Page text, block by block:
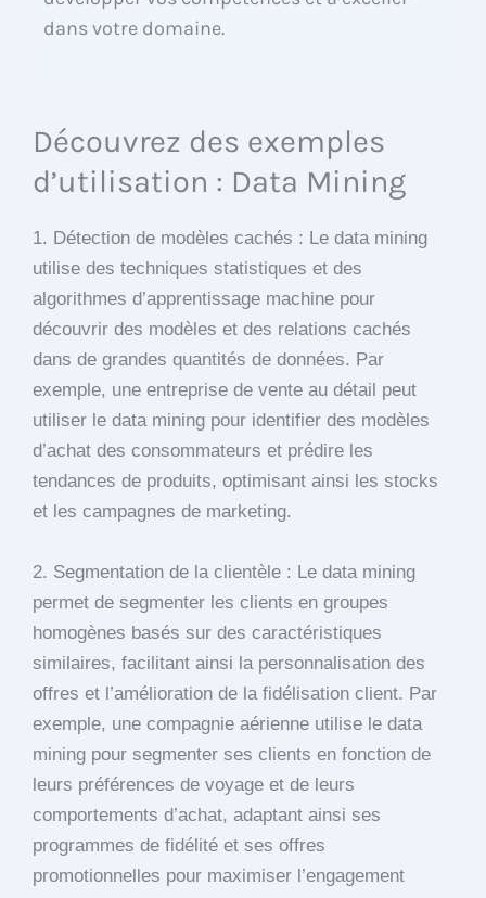
dans votre domaine.
Découvrez des exemples
d’utilisation : Data Mining
1. Détection de modèles cachés : Le data mining
utilise des techniques statistiques et des
algorithmes d’apprentissage machine pour
découvrir des modèles et des relations cachés
dans de grandes quantités de données. Par
exemple, une entreprise de vente au détail peut
utiliser le data mining pour identifier des modèles
d’achat des consommateurs et prédire les
tendances de produits, optimisant ainsi les stocks
et les campagnes de marketing.
2. Segmentation de la clientèle : Le data mining
permet de segmenter les clients en groupes
homogènes basés sur des caractéristiques
similaires, facilitant ainsi la personnalisation des
offres et l’amélioration de la fidélisation client. Par
exemple, une compagnie aérienne utilise le data
mining pour segmenter ses clients en fonction de
leurs préférences de voyage et de leurs
comportements d’achat, adaptant ainsi ses
programmes de fidélité et ses offres
promotionnelles pour maximiser l’engagement